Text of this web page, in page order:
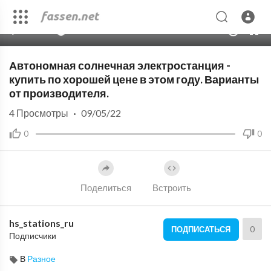
Автономная солнечная электростанция -
купить по хорошей цене в этом году. Варианты
от производителя.
0 0
4 Просмотры · 09/05/22
Поделиться Встроить
hs_stations_ru
Подписчики
ПОДПИСАТЬСЯ 0
В Разное